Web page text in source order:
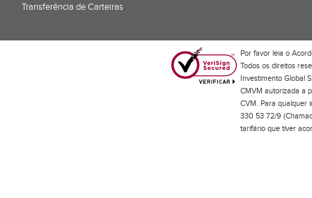
Transferência de Carteiras;
Por favor leia o
Todos os direitos
Investimento Global
CMVM autorizada a
CVM. Para qualquer
330 53 72/9
tarifário que tiver